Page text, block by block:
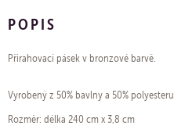
POPIS
Přirahovací pásek v bronzové barvě.
Vyrobený z 50% bavlny a 50% polyesteru
Rozměr: délka 240 cm x 3,8 cm